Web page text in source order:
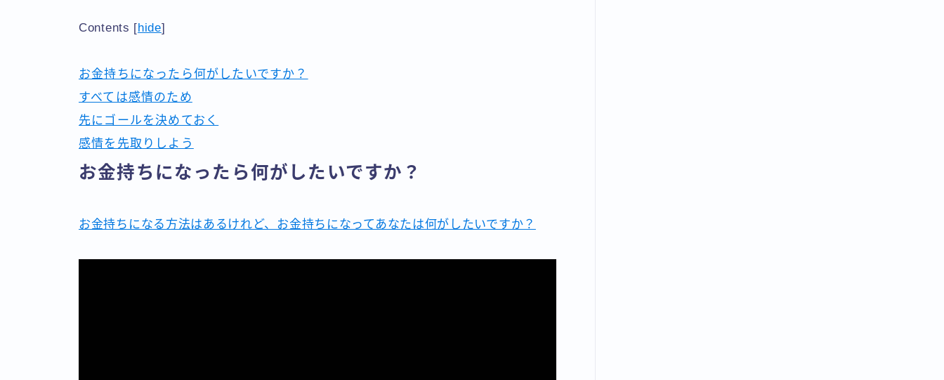
Contents [hide]
お金持ちになったら何がしたいですか？
すべては感情のため
先にゴールを決めておく
感情を先取りしよう
お金持ちになったら何がしたいですか？
お金持ちになる方法はあるけれど、お金持ちになってあなたは何がしたいですか？